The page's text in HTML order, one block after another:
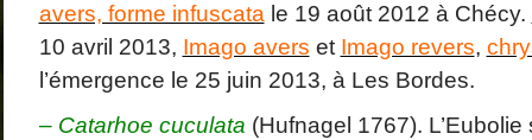
avers, forme infuscata le 19 août 2012 à Chécy.
10 avril 2013, Imago avers et Imago revers,
l’émergence le 25 juin 2013, à Les Bordes.
– Catarhoe cuculata (Hufnagel 1767).